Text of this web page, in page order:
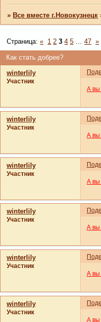
»Все вместе г.Новокузнецк
Как стать добрее?
Страница:« 1 2 3 4 5 … 47 »
winterlily
Участник
А вы
winterlily
Участник
А вы
winterlily
Участник
А вы
winterlily
Участник
А вы
winterlily
Участник
А вы
winterlily
Участник
А вы